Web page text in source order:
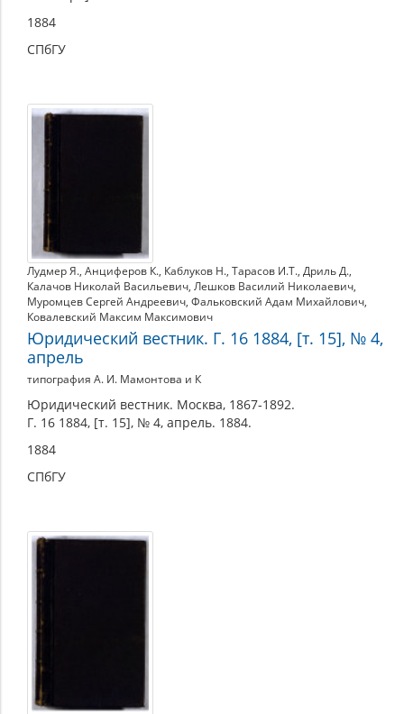
1884
СПбГУ
Лудмер Я., Анциферов К., Каблуков Н., Тарасов И.Т., Дриль Д.,
Калачов Николай Васильевич, Лешков Василий Николаевич,
Муромцев Сергей Андреевич, Фальковский Адам Михайлович,
Ковалевский Максим Максимович
Юридический вестник. Г. 16 1884, [т. 15], № 4,
апрель
типография А. И. Мамонтова и К
Юридический вестник. Москва, 1867-1892.
Г. 16 1884, [т. 15], № 4, апрель. 1884.
1884
СПбГУ